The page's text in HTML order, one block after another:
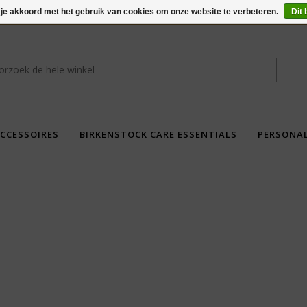
BIRKENSTOCK CARE ESSENTIALS
akkoord met het gebruik van cookies om onze website te verbeteren. Dit